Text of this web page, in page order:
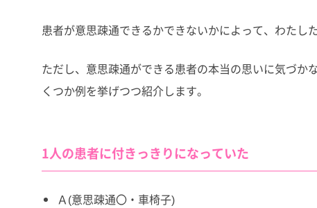
患者が意思疎通できるかできないかによって、わたし
ただし、意思疎通ができる患者の本当の思いに気づ
くつか例を挙げつつ紹介します。
1人の患者に付きっきりになっていた
Ａ(意思疎通〇・車椅子)